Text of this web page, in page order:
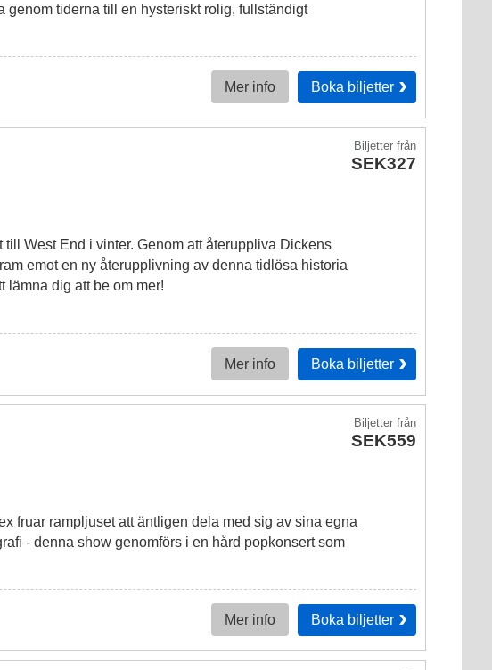
tiderna till en hysteriskt rolig, fullständigt
Mer info Boka biljetter
Biljetterfrån
SEK327
West End i vinter. Genom att återuppliva Dickens
emot en ny återupplivning av denna tidlösa historia
lämna dig att be om mer!
Mer info Boka biljetter
Biljetterfrån
SEK559
fruar rampljuset att äntligen dela med sig av sina egna
- denna show genomförs i en hård popkonsert som
Mer info Boka biljetter